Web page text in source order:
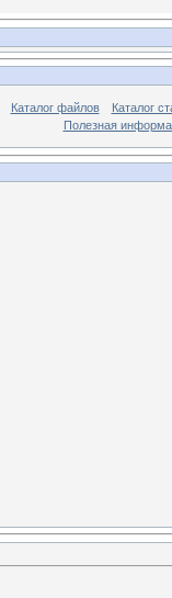
Каталог файлов
Каталог
Полезная